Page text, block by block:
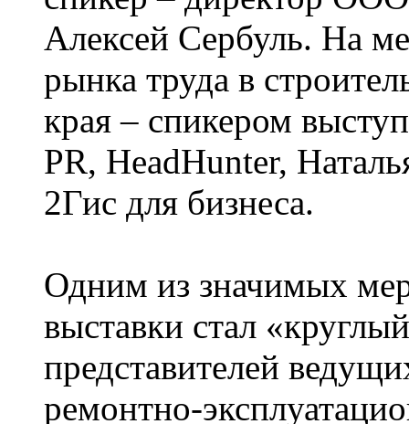
Алексей Сербуль. На
рынка труда в
края – спикером
PR, HeadHunter,
2Гис для бизнеса.
Одним из значимых
выставки стал
представителей
ремонтно-